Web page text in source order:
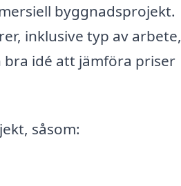
byggnadsprojekt.
inklusive typ av arbete,
idé att jämföra priser
såsom: